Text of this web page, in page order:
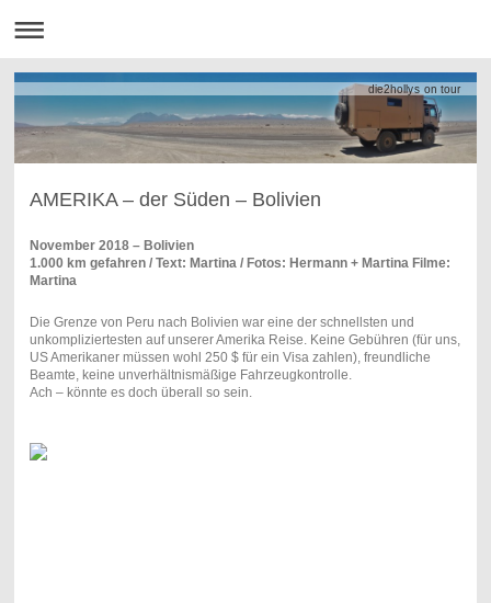
die2hollys on tour
AMERIKA – der Süden – Bolivien
November 2018 – Bolivien
1.000 km gefahren / Text: Martina / Fotos: Hermann + Martina Filme:
Martina
Die Grenze von Peru nach Bolivien war eine der schnellsten und
unkompliziertesten auf unserer Amerika Reise. Keine Gebühren (für uns,
US Amerikaner müssen wohl 250 $ für ein Visa zahlen), freundliche
Beamte, keine unverhältnismäßige Fahrzeugkontrolle.
Ach – könnte es doch überall so sein.